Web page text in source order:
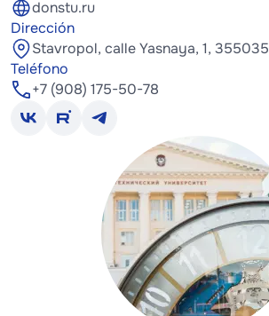
donstu.ru
Dirección
Stavropol, calle Yasnaya, 1, 355035
Teléfono
+7 (908) 175-50-78